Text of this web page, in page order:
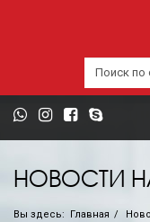
НОВОСТИ
Вы здесь: Главная